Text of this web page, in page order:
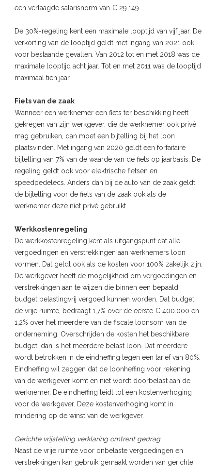
een verlaagde salarisnorm van € 29.149.
De 30%-regeling kent een maximale looptijd van vijf jaar. De
verkorting van de looptijd geldt met ingang van 2021 ook
voor bestaande gevallen. Van 2012 tot en met 2018 was de
maximale looptijd acht jaar. Tot en met 2011 was de looptijd
maximaal tien jaar.
Fiets van de zaak
Wanneer een werknemer een fiets ter beschikking heeft
gekregen van zijn werkgever, die de werknemer ook privé
mag gebruiken, dan moet een bijtelling bij het loon
plaatsvinden. Met ingang van 2020 geldt een forfaitaire
bijtelling van 7% van de waarde van de fiets op jaarbasis. De
regeling geldt ook voor elektrische fietsen en
speedpedelecs. Anders dan bij de auto van de zaak geldt
de bijtelling voor de fiets van de zaak ook als de
werknemer deze niet privé gebruikt.
Werkkostenregeling
De werkkostenregeling kent als uitgangspunt dat alle
vergoedingen en verstrekkingen aan werknemers loon
vormen. Dat geldt ook als de kosten voor 100% zakelijk zijn.
De werkgever heeft de mogelijkheid om vergoedingen en
verstrekkingen aan te wijzen die binnen een bepaald
budget belastingvrij vergoed kunnen worden. Dat budget,
de vrije ruimte, bedraagt 1,7% over de eerste € 400.000 en
1,2% over het meerdere van de fiscale loonsom van de
onderneming. Overschrijden de kosten het beschikbare
budget, dan is het meerdere belast loon. Dat meerdere
wordt betrokken in de eindheffing tegen een tarief van 80%.
Eindheffing wil zeggen dat de loonheffing voor rekening
van de werkgever komt en niet wordt doorbelast aan de
werknemer. De eindheffing leidt tot een kostenverhoging
voor de werkgever. Deze kostenverhoging komt in
mindering op de winst van de werkgever.
Gerichte vrijstelling verklaring omtrent gedrag
Naast de vrije ruimte voor onbelaste vergoedingen en
verstrekkingen kan gebruik gemaakt worden van gerichte